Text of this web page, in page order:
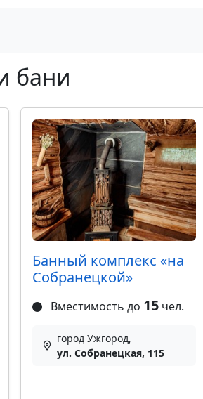
бани
Банный комплекс «на
Собранецкой»
Вместимость до 15 чел.
город Ужгород,
ул. Собранецкая, 115